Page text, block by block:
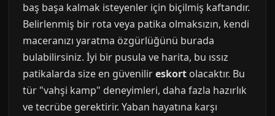
baş başa kalmak isteyenler için biçilmiş kaftandır.
Belirlenmiş bir rota veya patika olmaksızın, kendi
maceranızı yaratma özgürlüğünü burada
bulabilirsiniz. İyi bir pusula ve harita, bu ıssız
patikalarda size en güvenilireskort olacaktır. Bu
tür "vahşi kamp" deneyimleri, daha fazla hazırlık
ve tecrübe gerektirir. Yaban hayatına karşı